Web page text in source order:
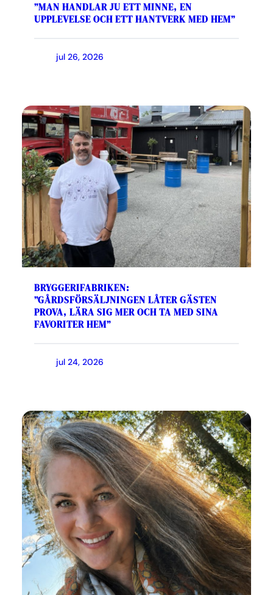
”MAN HANDLAR JU ETT MINNE, EN
UPPLEVELSE OCH ETT HANTVERK MED HEM”
jul 26, 2026
BRYGGERIFABRIKEN:
”GÅRDSFÖRSÄLJNINGEN LÅTER GÄSTEN
PROVA, LÄRA SIG MER OCH TA MED SINA
FAVORITER HEM”
jul 24, 2026